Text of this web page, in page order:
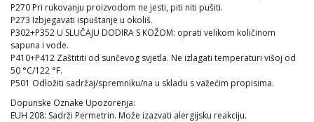
P270 Pri rukovanju proizvodom ne jesti, piti niti pušiti.
P273 Izbjegavati ispuštanje u okoliš.
P302+P352 U SLUČAJU DODIRA S KOŽOM: oprati velikom količinom
sapuna i vode.
P410+P412 Zaštititi od sunčevog svjetla. Ne izlagati temperaturi višoj od
50 °C/122 °F.
P501 Odložiti sadržaj/spremniku/na u skladu s važećim propisima.
Dopunske Oznake Upozorenja:
EUH 208: Sadrži Permetrin. Može izazvati alergijsku reakciju.